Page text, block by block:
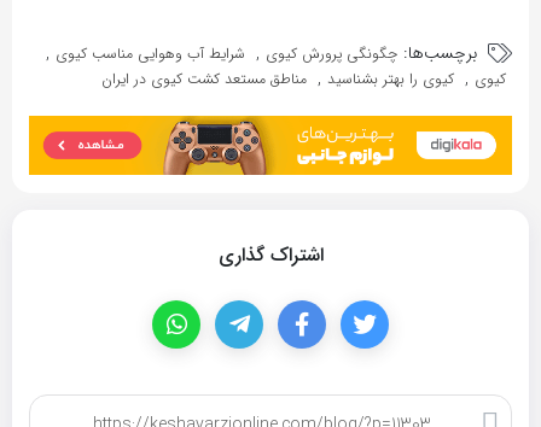
برچسب‌ها: چگونگی پرورش کیوی , شرایط آب وهوایی مناسب کیوی ,
کیوی , کیوی را بهتر بشناسید , مناطق مستعد کشت کیوی در ایران
اشتراک گذاری